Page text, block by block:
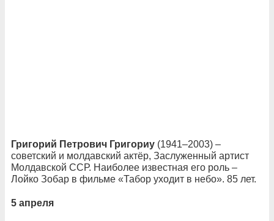
Григорий Петрович Григориу (1941–2003) –
советский и молдавский актёр, Заслуженный артист
Молдавской ССР. Наиболее известная его роль –
Лойко Зобар в фильме «Табор уходит в небо». 85 лет.
5 апреля